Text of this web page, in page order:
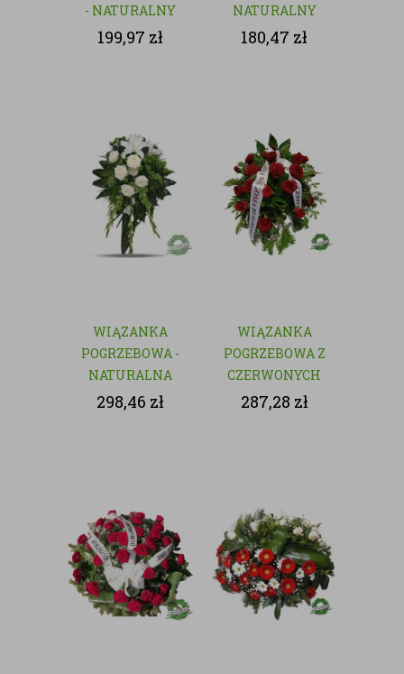
- NATURALNY
199,97 zł
NATURALNY
180,47 zł
WIĄZANKA
POGRZEBOWA -
NATURALNA
298,46 zł
WIĄZANKA
POGRZEBOWA Z
CZERWONYCH
KWIATÓW
287,28 zł